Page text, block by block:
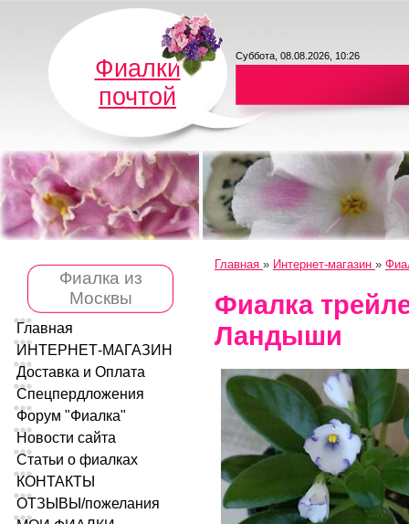
Фиалки
почтой
Суббота, 08.08.2026, 10:26
Фиалка из
Москвы
Главная
ИНТЕРНЕТ-МАГАЗИН
Доставка и Оплата
Спецпердложения
Форум "Фиалка"
Новости сайта
Статьи о фиалках
КОНТАКТЫ
ОТЗЫВЫ/пожелания
Главная » Интернет-магазин »
Фиалка
Ландыши